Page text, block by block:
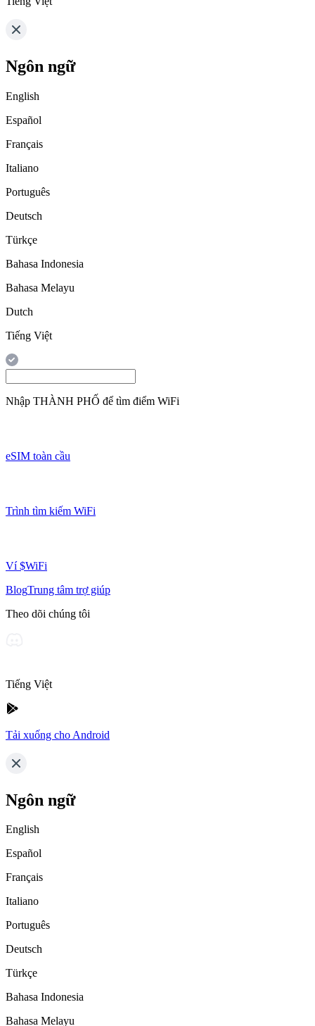
Ngôn ngữ
English
Español
Français
Italiano
Português
Deutsch
Türkçe
Bahasa Indonesia
Bahasa Melayu
Dutch
Tiếng Việt
Nhập THÀNH PHỐ để tìm điểm WiFi
eSIM toàn cầu
Trình tìm kiếm WiFi
Ví $WiFi
BlogTrung tâm trợ giúp
Theo dõi chúng tôi
Tiếng Việt
Tải xuống cho Android
Ngôn ngữ
English
Español
Français
Italiano
Português
Deutsch
Türkçe
Bahasa Indonesia
Bahasa Melayu